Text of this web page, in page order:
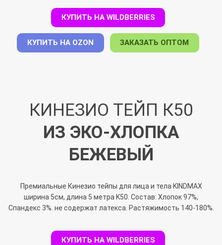
КУПИТЬ НА WILDBERRIES
КУПИТЬ НА OZON ЗАКАЗАТЬ ОПТОМ
КИНЕЗИО ТЕЙП К50
ИЗ ЭКО-ХЛОПКА
БЕЖЕВЫЙ
Премиальные Кинезио тейпы для лица и тела KINDMAX
ширина 5см, длина 5 метра K50. Состав: Хлопок 97%,
Спандекс 3%. не содержат латекса. Растяжимость 140-180%.
КУПИТЬ НА WILDBERRIES